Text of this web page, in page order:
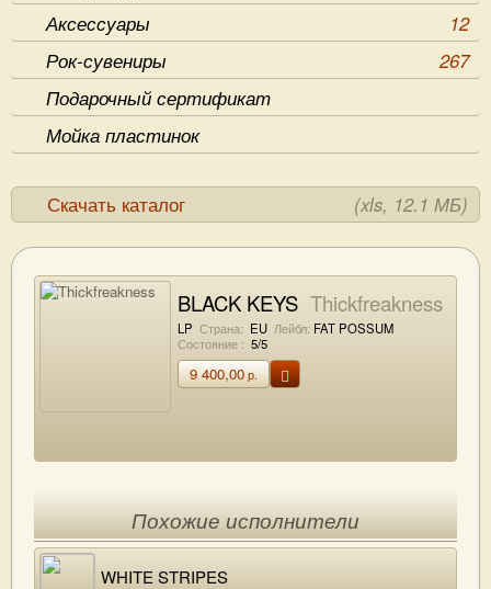
Аксессуары
12
Рок-сувениры
267
Подарочный сертификат
Мойка пластинок
Скачать каталог (xls, 12.1 МБ)
BLACK KEYS Thickfreakness
LP Страна: EU Лейбл: FAT POSSUM
Состояние : 5/5
9 400,00р.
Похожие исполнители
WHITE STRIPES